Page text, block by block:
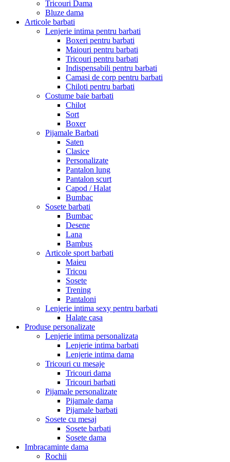
Tricouri Dama
Bluze dama
Articole barbati
Lenjerie intima pentru barbati
Boxeri pentru barbati
Maiouri pentru barbati
Tricouri pentru barbati
Indispensabili pentru barbati
Camasi de corp pentru barbati
Chiloti pentru barbati
Costume baie barbati
Chilot
Sort
Boxer
Pijamale Barbati
Saten
Clasice
Personalizate
Pantalon lung
Pantalon scurt
Capod / Halat
Bumbac
Sosete barbati
Bumbac
Desene
Lana
Bambus
Articole sport barbati
Maieu
Tricou
Sosete
Trening
Pantaloni
Lenjerie intima sexy pentru barbati
Halate casa
Produse personalizate
Lenjerie intima personalizata
Lenjerie intima barbati
Lenjerie intima dama
Tricouri cu mesaje
Tricouri dama
Tricouri barbati
Pijamale personalizate
Pijamale dama
Pijamale barbati
Sosete cu mesaj
Sosete barbati
Sosete dama
Imbracaminte dama
Rochii